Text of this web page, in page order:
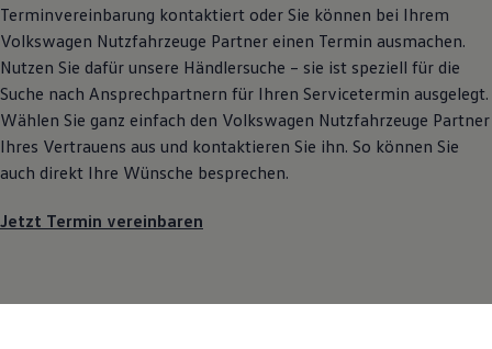
Terminvereinbarung kontaktiert oder Sie können bei Ihrem
Volkswagen Nutzfahrzeuge Partner einen Termin ausmachen.
Nutzen Sie dafür unsere Händlersuche – sie ist speziell für die
Suche nach Ansprechpartnern für Ihren Servicetermin ausgelegt.
Wählen Sie ganz einfach den Volkswagen Nutzfahrzeuge Partner
Ihres Vertrauens aus und kontaktieren Sie ihn. So können Sie
auch direkt Ihre Wünsche besprechen.
Jetzt Termin vereinbaren